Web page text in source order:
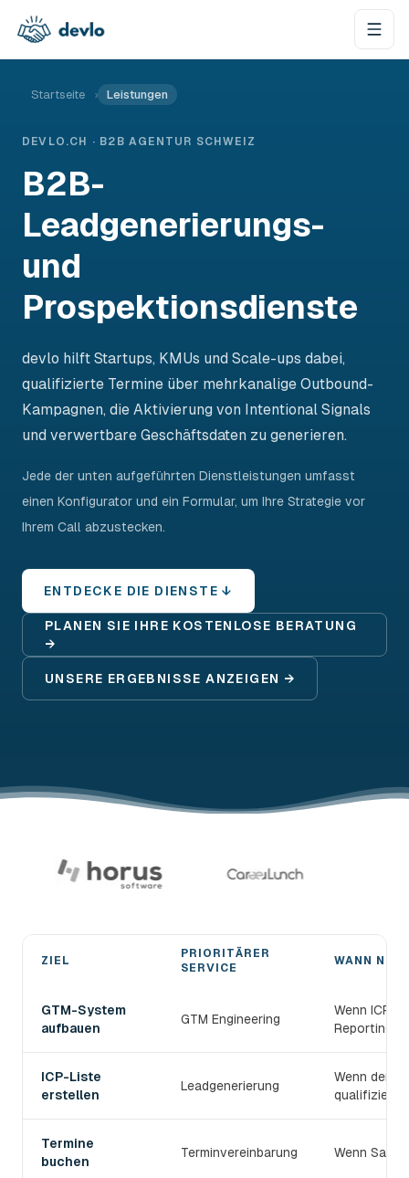
Startseite › Leistungen
DEVLO.CH · B2B AGENTUR SCHWEIZ
B2B-
Leadgenerierungs-
und
Prospektionsdienste
devlo hilft Startups, KMUs und Scale-ups dabei,
qualifizierte Termine über mehrkanalige Outbound-
Kampagnen, die Aktivierung von Intentional Signals
und verwertbare Geschäftsdaten zu generieren.
Jede der unten aufgeführten Dienstleistungen umfasst
einen Konfigurator und ein Formular, um Ihre Strategie vor
Ihrem Call abzustecken.
ENTDECKE DIE DIENSTE ↓
PLANEN SIE IHRE KOSTENLOSE BERATUNG
→
UNSERE ERGEBNISSE ANZEIGEN →
ZIEL
PRIORITÄRER
SERVICE
WANN
GTM-System
aufbauen
GTM Engineering
Wenn ICP,
Reporting
ICP-Liste
erstellen
Leadgenerierung
Wenn der
qualifiziert
Termine
buchen
Terminvereinbarung Wenn